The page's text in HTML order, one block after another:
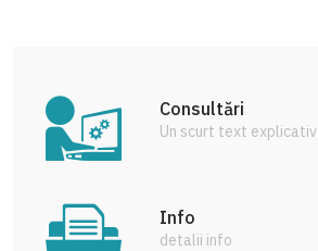
Consultări
Un scurt text
Info
detalii info